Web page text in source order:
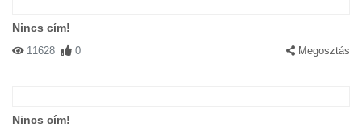
Nincs cím!
11628 0 Megosztás
Nincs cím!